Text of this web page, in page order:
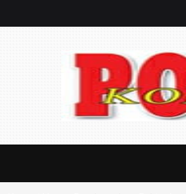
Kasasi Harus Berdasarkan Fakta,